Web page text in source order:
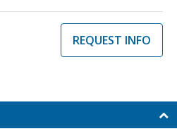
REQUEST INFO